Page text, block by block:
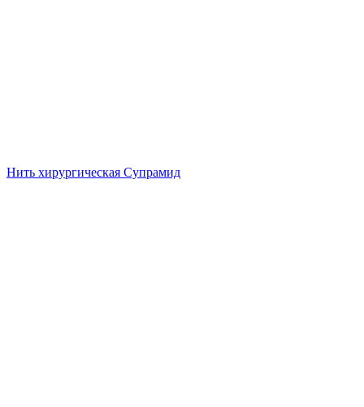
Нить хирургическая Супрамид